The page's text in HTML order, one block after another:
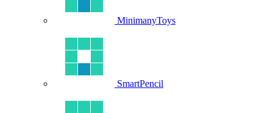
MinimanyToys
SmartPencil